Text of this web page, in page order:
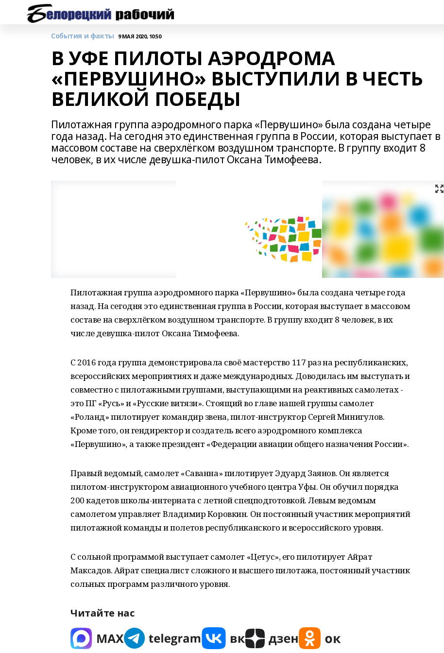
События и факты 9 МАЯ 2020, 10:50
В УФЕ ПИЛОТЫ АЭРОДРОМА
«ПЕРВУШИНО» ВЫСТУПИЛИ В ЧЕСТЬ
ВЕЛИКОЙ ПОБЕДЫ
Пилотажная группа аэродромного парка «Первушино» была создана четыре
года назад. На сегодня это единственная группа в России, которая выступает в
массовом составе на сверхлёгком воздушном транспорте. В группу входит 8
человек, в их числе девушка-пилот Оксана Тимофеева.
Пилотажная группа аэродромного парка «Первушино» была создана четыре года
назад. На сегодня это единственная группа в России, которая выступает в массовом
составе на сверхлёгком воздушном транспорте. В группу входит 8 человек, в их
числе девушка-пилот Оксана Тимофеева.
С 2016 года группа демонстрировала своё мастерство 117 раз на республиканских,
всероссийских мероприятиях и даже международных. Доводилась им выступать и
совместно с пилотажными группами, выступающими на реактивных самолетах -
это ПГ «Русь» и «Русские витязи». Стоящий во главе нашей группы самолет
«Роланд» пилотирует командир звена, пилот-инструктор Сергей Минигулов.
Кроме того, он гендиректор и создатель всего аэродромного комплекса
«Первушино», а также президент «Федерации авиации общего назначения России».
Правый ведомый, самолет «Саванна» пилотирует Эдуард Заянов. Он является
пилотом-инструктором авиационного учебного центра Уфы. Он обучил порядка
200 кадетов школы-интерната с летной спецподготовкой. Левым ведомым
самолетом управляет Владимир Коровкин. Он постоянный участник мероприятий
пилотажной команды и полетов республиканского и всероссийского уровня.
С сольной программой выступает самолет «Цетус», его пилотирует Айрат
Максадов. Айрат специалист сложного и высшего пилотажа, постоянный участник
сольных программ различного уровня.
Читайте нас